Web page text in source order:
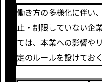
働き方の多様化に伴い
止・制限していない企
ては、本業への影響や
定のルールを設けてお